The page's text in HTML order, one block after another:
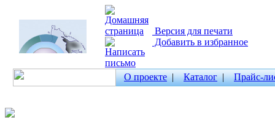
Версия для печати
Добавить в избранное
О проекте| Каталог| Прайс-